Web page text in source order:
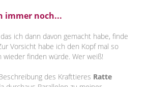
immer noch...
ich dann davon gemacht habe, finde
Vorsicht habe ich den Kopf mal so
wieder finden würde. Wer weiß!
des Krafttieres Ratte